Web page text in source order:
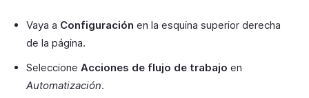
Vaya a Configuración en la esquina superior derecha
de la página.
Seleccione Acciones de flujo de trabajo en
Automatización.